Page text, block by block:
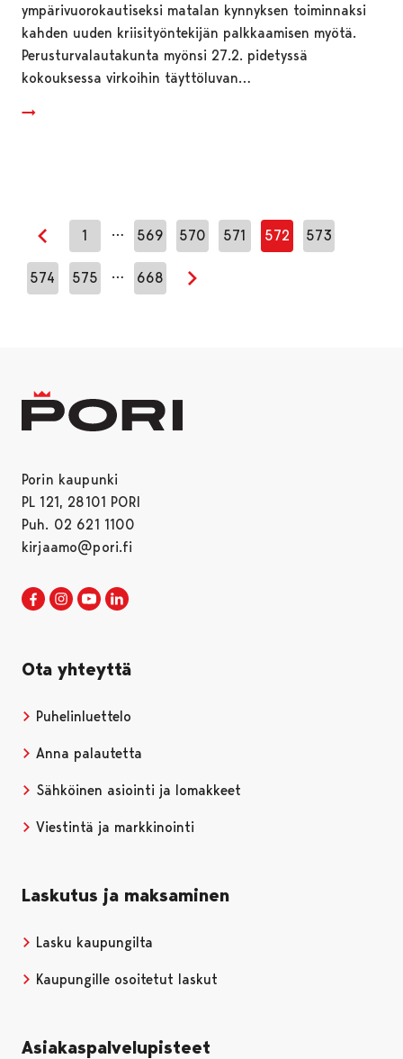
ympärivuorokautiseksi matalan kynnyksen toiminnaksi
kahden uuden kriisityöntekijän palkkaamisen myötä.
Perusturvalautakunta myönsi 27.2. pidetyssä
kokouksessa virkoihin täyttöluvan…
Edellinen sivu
1 … 569 570 571 572 573
574 575 … 668
Seuraava sivu
Porin kaupunki
PL 121, 28101 PORI
Puh. 02 621 1100
kirjaamo@pori.fi
Porin kaupunki Facebookissa
Avautuu uudessa välilehdessä
Porin kaupunki Instagramissa
Avautuu uudessa välilehdessä
Porin kaupunki Youtubessa
Avautuu uudessa välilehdessä
Ota yhteyttä
Puhelinluettelo
Anna palautetta
Sähköinen asiointi ja lomakkeet
Viestintä ja markkinointi
Laskutus ja maksaminen
Lasku kaupungilta
Kaupungille osoitetut laskut
Asiakaspalvelupisteet